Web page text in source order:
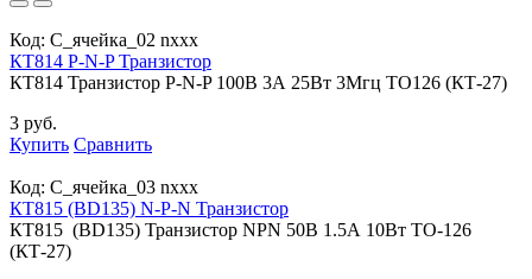
Код: С_ячейка_02 nxxx
КТ814 P-N-P Транзистор
КТ814 Транзистор P-N-P 100В 3А 25Вт 3Мгц TO126 (КТ-27)
3 руб.
Купить Сравнить
Код: С_ячейка_03 nxxx
КТ815 (BD135) N-P-N Транзистор
КТ815 (BD135) Транзистор NPN 50В 1.5А 10Вт TO-126
(КТ-27)